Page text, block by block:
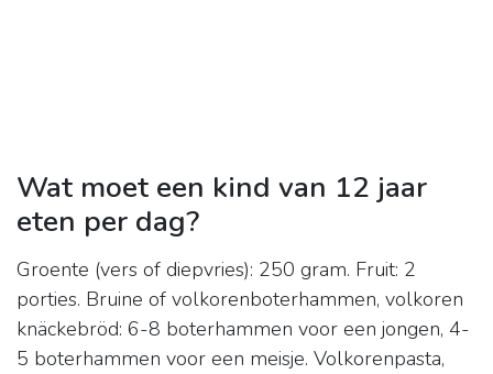
Wat moet een kind van 12 jaar
eten per dag?
Groente (vers of diepvries): 250 gram. Fruit: 2
porties. Bruine of volkorenboterhammen, volkoren
knäckebröd: 6-8 boterhammen voor een jongen, 4-
5 boterhammen voor een meisje. Volkorenpasta,